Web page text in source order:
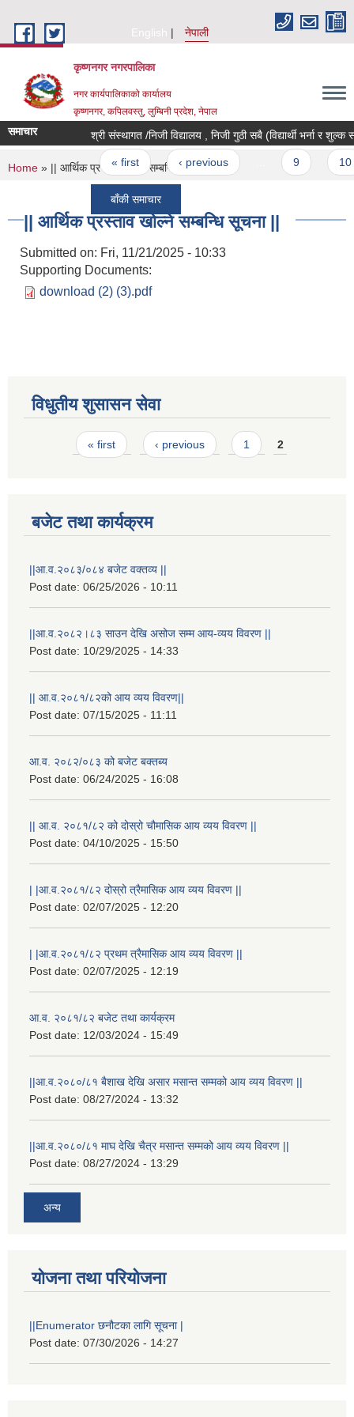
English
नेपाली
कृष्णनगर नगरपालिका
नगर कार्यपालिकाको कार्यालय
कृष्णनगर, कपिलवस्तु, लुम्बिनी प्रदेश, नेपाल
समाचार श्री संस्थागत /निजी विद्यालय , निजी गुठी सबै (विद्यार्थी भर्ना र शुल्क
Pages
« first ‹ previous
बाँकी समाचार
You are here
Home » || आर्थिक प्रस्ताव खोल्ने सम्बन्धि सूचना ||
|| आर्थिक प्रस्ताव खोल्ने सम्बन्धि सूचना ||
Submitted on: Fri, 11/21/2025 - 10:33
Supporting Documents:
download (2) (3).pdf
विधुतीय शुसासन सेवा
Pages« first ‹ previous 1 2
बजेट तथा कार्यक्रम
||आ.व.२०८३/०८४ बजेट वक्तव्य ||
Post date: 06/25/2026 - 10:11
||आ.व.२०८२।८३ साउन देखि असोज सम्म आय-व्यय विवरण ||
Post date: 10/29/2025 - 14:33
|| आ.व.२०८१/८२को आय व्यय विवरण||
Post date: 07/15/2025 - 11:11
आ.व. २०८२/०८३ को बजेट बक्तब्य
Post date: 06/24/2025 - 16:08
|| आ.व. २०८१/८२ को दोस्रो चौमासिक आय व्यय विवरण ||
Post date: 04/10/2025 - 15:50
| |आ.व.२०८१/८२ दोस्रो त्रैमासिक आय व्यय विवरण ||
Post date: 02/07/2025 - 12:20
| |आ.व.२०८१/८२ प्रथम त्रैमासिक आय व्यय विवरण ||
Post date: 02/07/2025 - 12:19
आ.व. २०८१/८२ बजेट तथा कार्यक्रम
Post date: 12/03/2024 - 15:49
||आ.व.२०८०/८१ बैशाख देखि असार मसान्त सम्मको आय व्यय विवरण ||
Post date: 08/27/2024 - 13:32
||आ.व.२०८०/८१ माघ देखि चैत्र मसान्त सम्मको आय व्यय विवरण ||
Post date: 08/27/2024 - 13:29
अन्य
योजना तथा परियोजना
||Enumerator छनौटका लागि सूचना |
Post date: 07/30/2026 - 14:27